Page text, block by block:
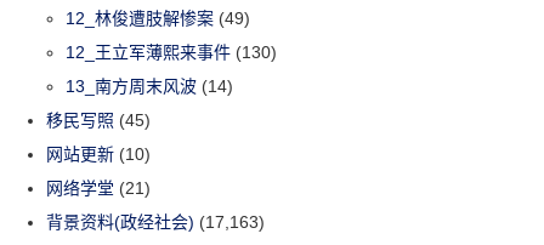
12_林俊遭肢解惨案 (49)
12_王立军薄熙来事件 (130)
13_南方周末风波 (14)
移民写照 (45)
网站更新 (10)
网络学堂 (21)
背景资料(政经社会) (17,163)